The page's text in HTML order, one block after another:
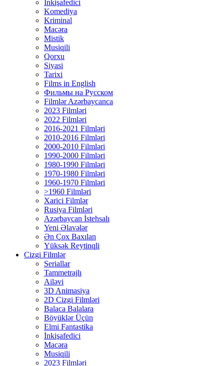
İnkişafedici
Komediya
Kriminal
Macəra
Mistik
Musiqili
Qorxu
Siyasi
Tarixi
Films in English
Фильмы на Русском
Filmlər Azərbaycanca
2023 Filmləri
2022 Filmləri
2016-2021 Filmləri
2010-2016 Filmləri
2000-2010 Filmləri
1990-2000 Filmləri
1980-1990 Filmləri
1970-1980 Filmləri
1960-1970 Filmləri
>1960 Filmləri
Xarici Filmlər
Rusiya Filmləri
Azərbaycan İstehsalı
Yeni Əlavələr
Ən Çox Baxılan
Yüksək Reytinqli
Cizgi Filmlər
Seriallar
Tammetrajlı
Ailəvi
3D Animasiya
2D Cizgi Filmləri
Balaca Balalara
Böyüklər Üçün
Elmi Fantastika
İnkişafedici
Macəra
Musiqili
2023 Filmləri